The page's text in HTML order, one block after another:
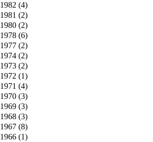
1982 (4)
1981 (2)
1980 (2)
1978 (6)
1977 (2)
1974 (2)
1973 (2)
1972 (1)
1971 (4)
1970 (3)
1969 (3)
1968 (3)
1967 (8)
1966 (1)